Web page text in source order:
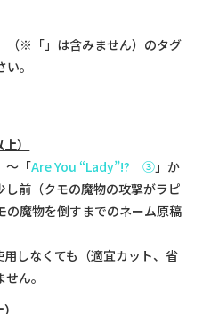
（※「」は含みません）のタグ
。
）
～「Are You “Lady”!? ③」か
し前（クモの魔物の攻撃がラピ
の魔物を倒すまでのネーム原稿
しなくても（適宜カット、省
ん。